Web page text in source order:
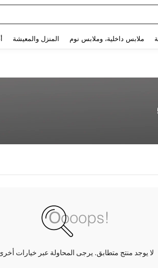
ملابس داخلية، وملابس نوم المنزل والمعيشة
لا يوجد منتج متطابق. يرجى المحاولة عبر خيارات